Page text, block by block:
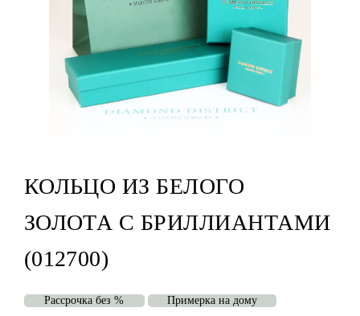
КОЛЬЦО ИЗ БЕЛОГО
ЗОЛОТА С БРИЛЛИАНТАМИ
(012700)
Рассрочка без % Примерка на дому